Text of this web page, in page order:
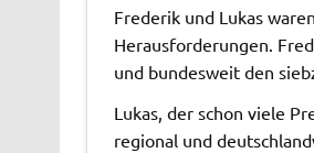
Frederik und Lukas
Herausforderungen.
und bundesweit den
Lukas, der schon viele
regional und